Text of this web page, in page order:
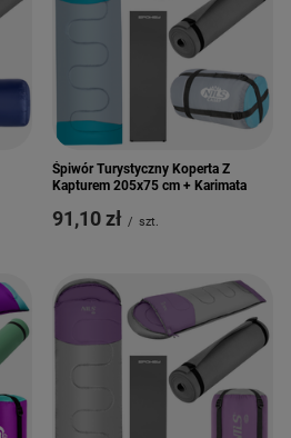
Śpiwór Turystyczny Koperta Z
Kapturem 205x75 cm + Karimata
91,10 zł / szt.